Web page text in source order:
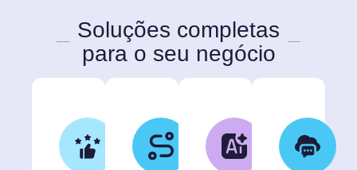
Soluções completas
para o seu negócio